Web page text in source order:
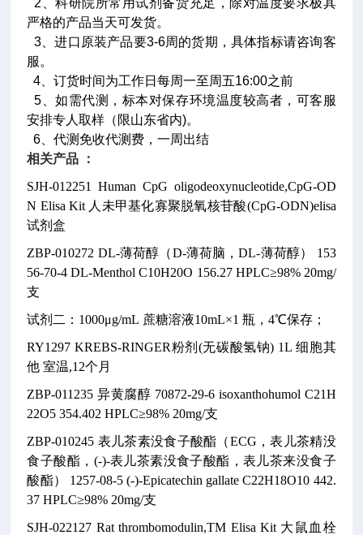
2、科研院所常用试剂备货充足，除对温度要求极其
严格的产品当天可发货。
3、进口原装产品要3-6周的货期，具体指标请咨询客
服。
4、订货时间为工作日每周一至周五16:00之前
5、如需代测，标本对保存环境温度较高者，可客服
安排专人取样（限山东省内)。
6、代测免收代测费，一周出结
相关产品 ：
SJH-012251
Human CpG oligodeoxynucleotide,CpG-OD
N Elisa Kit 人未甲基化寡聚脱氧核苷酸(CpG-ODN)elisa
试剂盒
ZBP-010272 DL-薄荷醇（D-薄荷脑，DL-薄荷醇） 153
56-70-4 DL-Menthol C10H20O 156.27 HPLC≥98% 20mg/
支
试剂二：1000μg/mL 蔗糖溶液10mL×1 瓶，4℃保存；
RY1297 KREBS-RINGER粉剂(无碳酸氢钠) 1L 细胞其
他 室温,12个月
ZBP-011235 异黄腐醇 70872-29-6 isoxanthohumol C21H
22O5 354.402 HPLC≥98% 20mg/支
ZBP-010245 表儿茶素没食子酸酯（ECG，表儿茶精没
食子酸酯，(-)-表儿茶素没食子酸酯，表儿茶来没食子
酸酯） 1257-08-5 (-)-Epicatechin gallate C22H18O10 442.
37 HPLC≥98% 20mg/支
SJH-022127 Rat thrombomodulin,TM Elisa Kit 大鼠血栓